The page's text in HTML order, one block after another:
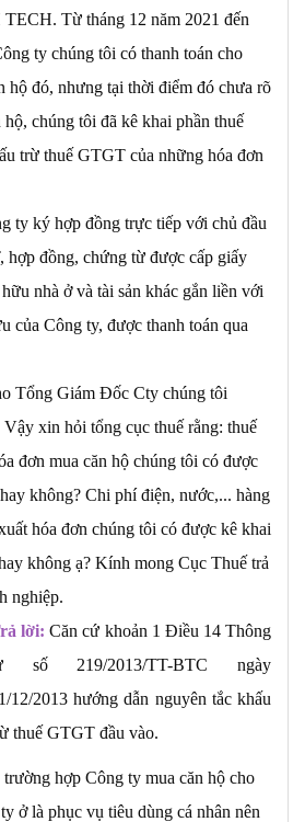
Từ tháng 12 năm 2021 đến
ty chúng tôi có thanh toán cho
hộ đó, nhưng tại thời điểm đó chưa rõ
chúng tôi đã kê khai phần thuế
trừ thuế GTGT của những hóa đơn
ty ký hợp đồng trực tiếp với chủ đầu
hợp đồng, chứng từ được cấp giấy
nhà ở và tài sản khác gắn liền với
của Công ty, được thanh toán qua
Tổng Giám Đốc Cty chúng tôi
xin hỏi tổng cục thuế rằng: thuế
đơn mua căn hộ chúng tôi có được
không? Chi phí điện, nước,... hàng
hóa đơn chúng tôi có được kê khai
không ạ? Kính mong Cục Thuế trả
nghiệp.
lời:Căn cứ khoản 1 Điều 14 Thông
số 219/2013/TT-BTC ngày
12/2013 hướng dẫn nguyên tắc khấu
thuế GTGT đầu vào.
hợp Công ty mua căn hộ cho
ở là phục vụ tiêu dùng cá nhân nên